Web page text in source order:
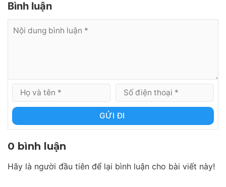
Bình luận
GỬI ĐI
0 bình luận
Hãy là người đầu tiên để lại bình luận cho bài viết này!